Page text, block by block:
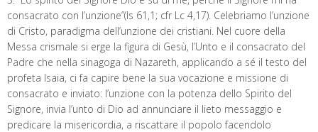
consacrato con l’unzione”(Is 61,1; cfr Lc 4,17). Celebriamo l’unzione
di Cristo, paradigma dell’unzione dei cristiani. Nel cuore della
Messa crismale si erge la figura di Gesù, l’Unto e il consacrato del
Padre che nella sinagoga di Nazareth, applicando a sé il testo del
profeta Isaia, ci fa capire bene la sua vocazione e missione di
consacrato e inviato: l’unzione con la potenza dello Spirito del
Signore, invia l’unto di Dio ad annunciare il lieto messaggio e
predicare la misericordia, a riscattare il popolo facendolo